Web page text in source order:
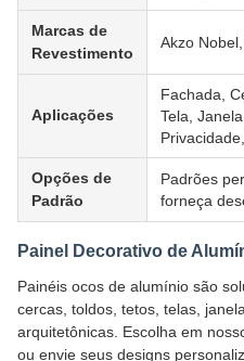
Marcas de
Revestimento
Akzo
Aplicações
Fachada,
Tela,
Opções de
Padrão
Padrões
forneça
Painel Decorativo de
Painéis ocos de alumínio são
cercas, toldos, tetos, telas,
arquitetônicas. Escolha em
ou envie seus designs